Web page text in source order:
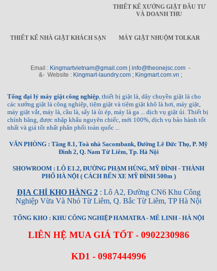
THIẾT KẾ XƯỞNG GIẶT ĐẦU TƯ
VÀ DOANH THU
THIẾT KẾ NHÀ GIẶT KHÁCH SẠN MÁY GIẶT NHUỘM TOLKAR
Email : Kingmartvietnam@gmail.com | info@theonejsc.com -
&- Website : Kingmart-laundry.com ; Kingmart.com.vn ;
Tổng đại lý máy giặt công nghiệp, thiết bị giặt là, dây chuyền giặt là cho
các xưởng giặt là công nghiệp, tiệm giặt và tiệm giặt khô là hơi, máy giặt,
máy giặt vắt, máy là, cầu là, sấy là ủi ép, máy là ga ... dịch vụ giặt ủi. Thiết bị
chính hãng, được nhập khẩu nguyên chiếc, mới 100%, dịch vụ bảo hành tốt
nhất và giá tốt nhất phân phối toàn quốc ...
VĂN PHÒNG : Tầng 8.1, Toà nhà Sacombank, Đường Lê Đức Thọ, P. Mỹ
Đình 2, Q. Nam Từ Liêm, Tp. Hà Nội
SHOWROOM : LÔ E1.2, ĐƯỜNG PHẠM HÙNG, MỸ ĐÌNH - THÀNH
PHỐ HÀ NỘI ( CÁCH BẾN XE MỸ ĐÌNH 500m )
ĐỊA CHỈ KHO HÀNG 2: Lô A2, Đường CN6 Khu Công
Nghiệp Vừa Và Nhỏ Từ Liêm, Q. Bắc Từ Liêm, TP Hà Nội
TỔNG KHO : KHU CÔNG NGHIỆP HAMATRA - MÊ LINH - HÀ NỘI
LIÊN HỆ MUA GIÁ TỐT - 0902230986
KD1 - 0987444996